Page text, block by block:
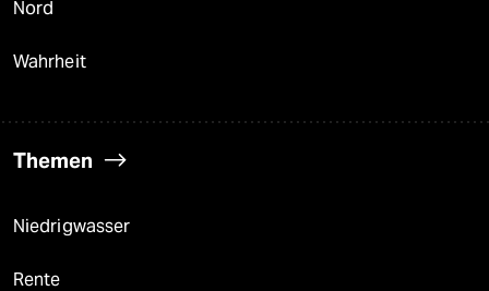
Nord
Wahrheit
Themen
Niedrigwasser
Rente